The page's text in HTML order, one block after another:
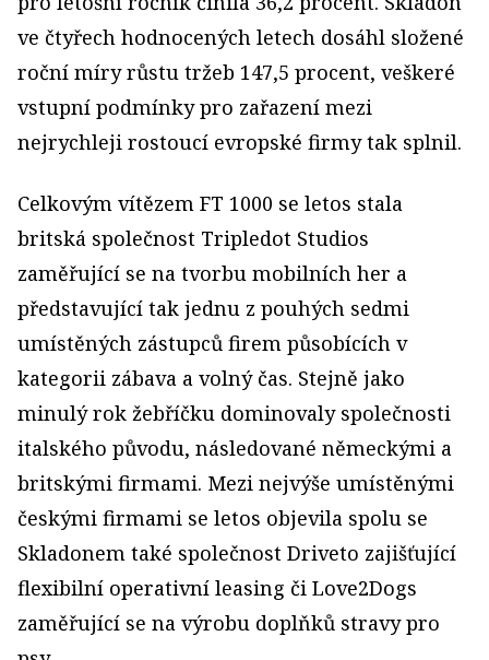
ve čtyřech hodnocených letech dosáhl složené
roční míry růstu tržeb 147,5 procent, veškeré
vstupní podmínky pro zařazení mezi
nejrychleji rostoucí evropské firmy tak splnil.
Celkovým vítězem FT 1000 se letos stala
britská společnost Tripledot Studios
zaměřující se na tvorbu mobilních her a
představující tak jednu z pouhých sedmi
umístěných zástupců firem působících v
kategorii zábava a volný čas. Stejně jako
minulý rok žebříčku dominovaly společnosti
italského původu, následované německými a
britskými firmami. Mezi nejvýše umístěnými
českými firmami se letos objevila spolu se
Skladonem také společnost Driveto zajišťující
flexibilní operativní leasing či Love2Dogs
zaměřující se na výrobu doplňků stravy pro